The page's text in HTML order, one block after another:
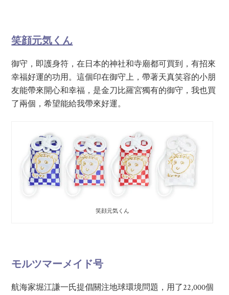
笑顔元気くん
御守，即護身符，在日本的神社和寺廟都可買到，有招來
幸福好運的功用。這個印在御守上，帶著天真笑容的小朋
友能帶來開心和幸福，是金刀比羅宮獨有的御守，我也買
了兩個，希望能給我帶來好運。
笑顔元気くん
モルツマーメイド号
航海家堀江謙一氏提倡關注地球環境問題，用了22,000個